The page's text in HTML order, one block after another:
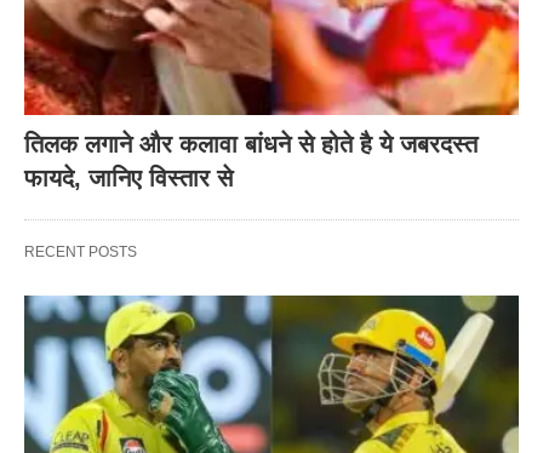
तिलक लगाने और कलावा बांधने से होते है ये जबरदस्त
फायदे, जानिए विस्तार से
RECENT POSTS